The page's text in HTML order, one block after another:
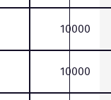
10000
10000